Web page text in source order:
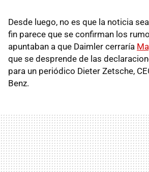
Desde luego, no es que la noticia
fin parece que se confirman los
apuntaban a que Daimler cerraría
que se desprende de las
para un periódico Dieter Zetsche,
Benz.